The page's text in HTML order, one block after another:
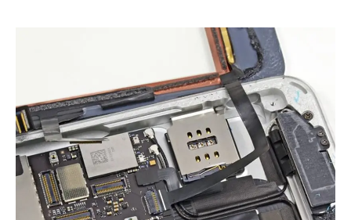
Sửa chữa thiết bị khác
Điện thoại
Phụ kiện
Hệ thống: